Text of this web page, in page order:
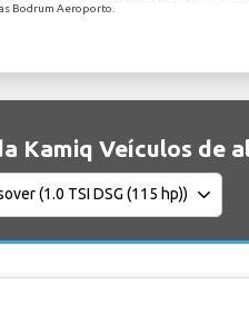
Bodrum Aeroporto.
Kamiq Veículos de